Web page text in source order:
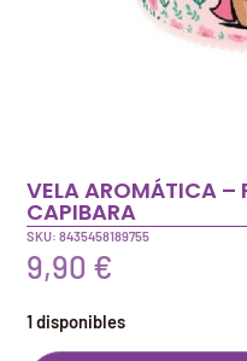
VELA AROMÁTICA –
CAPIBARA
SKU: 8435458189755
9,90 €
1 disponibles